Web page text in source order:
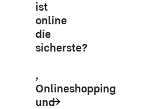
ist
online
die
sicherste?
,
Onlineshopping
und